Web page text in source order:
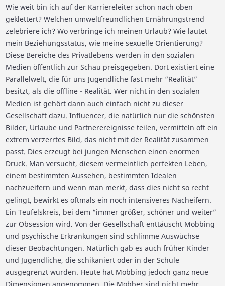
Wie weit bin ich auf der Karriereleiter schon nach oben
geklettert? Welchen umweltfreundlichen Ernährungstrend
zelebriere ich? Wo verbringe ich meinen Urlaub? Wie lautet
mein Beziehungsstatus, wie meine sexuelle Orientierung?
Diese Bereiche des Privatlebens werden in den sozialen
Medien öffentlich zur Schau preisgegeben. Dort existiert eine
Parallelwelt, die für uns Jugendliche fast mehr “Realität”
besitzt, als die offline - Realität. Wer nicht in den sozialen
Medien ist gehört dann auch einfach nicht zu dieser
Gesellschaft dazu. Influencer, die natürlich nur die schönsten
Bilder, Urlaube und Partnerereignisse teilen, vermitteln oft ein
extrem verzerrtes Bild, das nicht mit der Realität zusammen
passt. Dies erzeugt bei jungen Menschen einen enormen
Druck. Man versucht, diesem vermeintlich perfekten Leben,
einem bestimmten Aussehen, bestimmten Idealen
nachzueifern und wenn man merkt, dass dies nicht so recht
gelingt, bewirkt es oftmals ein noch intensiveres Nacheifern.
Ein Teufelskreis, bei dem “immer größer, schöner und weiter”
zur Obsession wird. Von der Gesellschaft enttäuscht Mobbing
und psychische Erkrankungen sind schlimme Auswüchse
dieser Beobachtungen. Natürlich gab es auch früher Kinder
und Jugendliche, die schikaniert oder in der Schule
ausgegrenzt wurden. Heute hat Mobbing jedoch ganz neue